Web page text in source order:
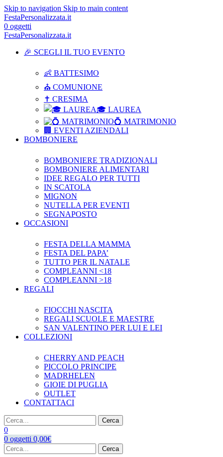
Skip to navigation Skip to main content
FestaPersonalizzata.it
0 oggetti
FestaPersonalizzata.it
🎉 SCEGLI IL TUO EVENTO
👶 BATTESIMO
⛪ COMUNIONE
✝ CRESIMA
🎓 LAUREA
💍 MATRIMONIO
🏢 EVENTI AZIENDALI
BOMBONIERE
BOMBONIERE TRADIZIONALI
BOMBONIERE ALIMENTARI
IDEE REGALO PER TUTTI
IN SCATOLA
MIGNON
NUTELLA PER EVENTI
SEGNAPOSTO
OCCASIONI
FESTA DELLA MAMMA
FESTA DEL PAPA’
TUTTO PER IL NATALE
COMPLEANNI <18
COMPLEANNI >18
REGALI
FIOCCHI NASCITA
REGALI SCUOLE E MAESTRE
SAN VALENTINO PER LUI E LEI
COLLEZIONI
CHERRY AND PEACH
PICCOLO PRINCIPE
MADRHELEN
GIOIE DI PUGLIA
OUTLET
CONTATTACI
Cerca
0
0 oggetti 0,00€
Cerca